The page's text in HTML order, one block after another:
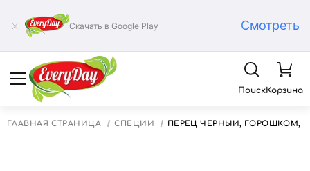
Скачать в Google Play Смотреть
ПоискКорзина
ГЛАВНАЯ СТРАНИЦА СПЕЦИИ ПЕРЕЦ ЧЁРНЫЙ, ГОРОШКОМ,